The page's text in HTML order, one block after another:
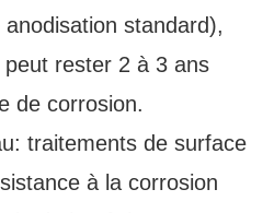
anodisation standard),
rester 2 à 3 ans
de corrosion.